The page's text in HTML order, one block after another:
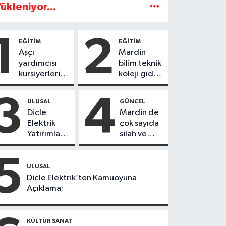
EĞİTİM
Aşçı
yardımcısı
kursiyerleri
eğitimlerini
tamamladı
2 EĞİTİM
Mardin
bilim teknik
koleji gıda
teknolojisi
ürettikleri
gıda
ürünlerini
satarak
köydeki
desteğinde
ULUSAL
Dicle
Elektrik
Yatırımları
Sonuç
Mardin’de
Kayıp
Kaçak
Büyük
Düşüş
4 GÜNCEL
Mardin de
çok sayıda
silah ve
mühimmat
ULUSAL
Dicle Elektrik’ten Kamuoyuna
Açıklama;
KÜLTÜR SANAT